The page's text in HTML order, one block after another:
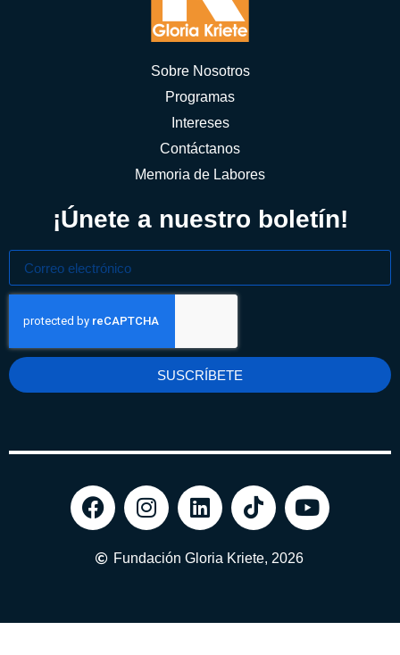
Sobre Nosotros
Programas
Intereses
Contáctanos
Memoria de Labores
¡Únete a nuestro boletín!
SUSCRÍBETE
Fundación Gloria Kriete, 2026